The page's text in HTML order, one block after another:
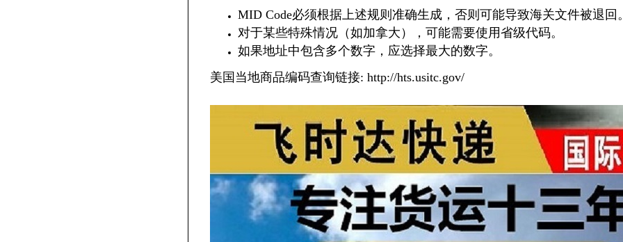
MID Code必须根据上述规则准确生成，否则可能导致海关文件被退回
对于某些特殊情况（如加拿大），可能需要使用省级代码。
如果地址中包含多个数字，应选择最大的数字。
美国当地商品编码查询链接: http://hts.usitc.gov/